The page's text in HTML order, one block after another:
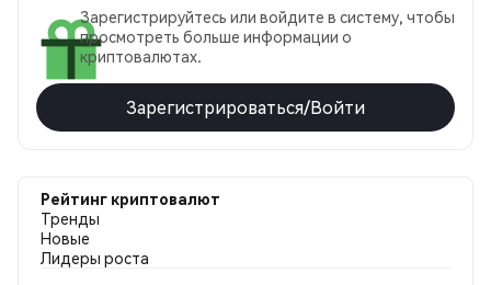
Зарегистрируйтесь или войдите в систему, чтобы
просмотреть больше информации о
криптовалютах.
Зарегистрироваться/Войти
Рейтинг криптовалют
Тренды
Новые
Лидеры роста